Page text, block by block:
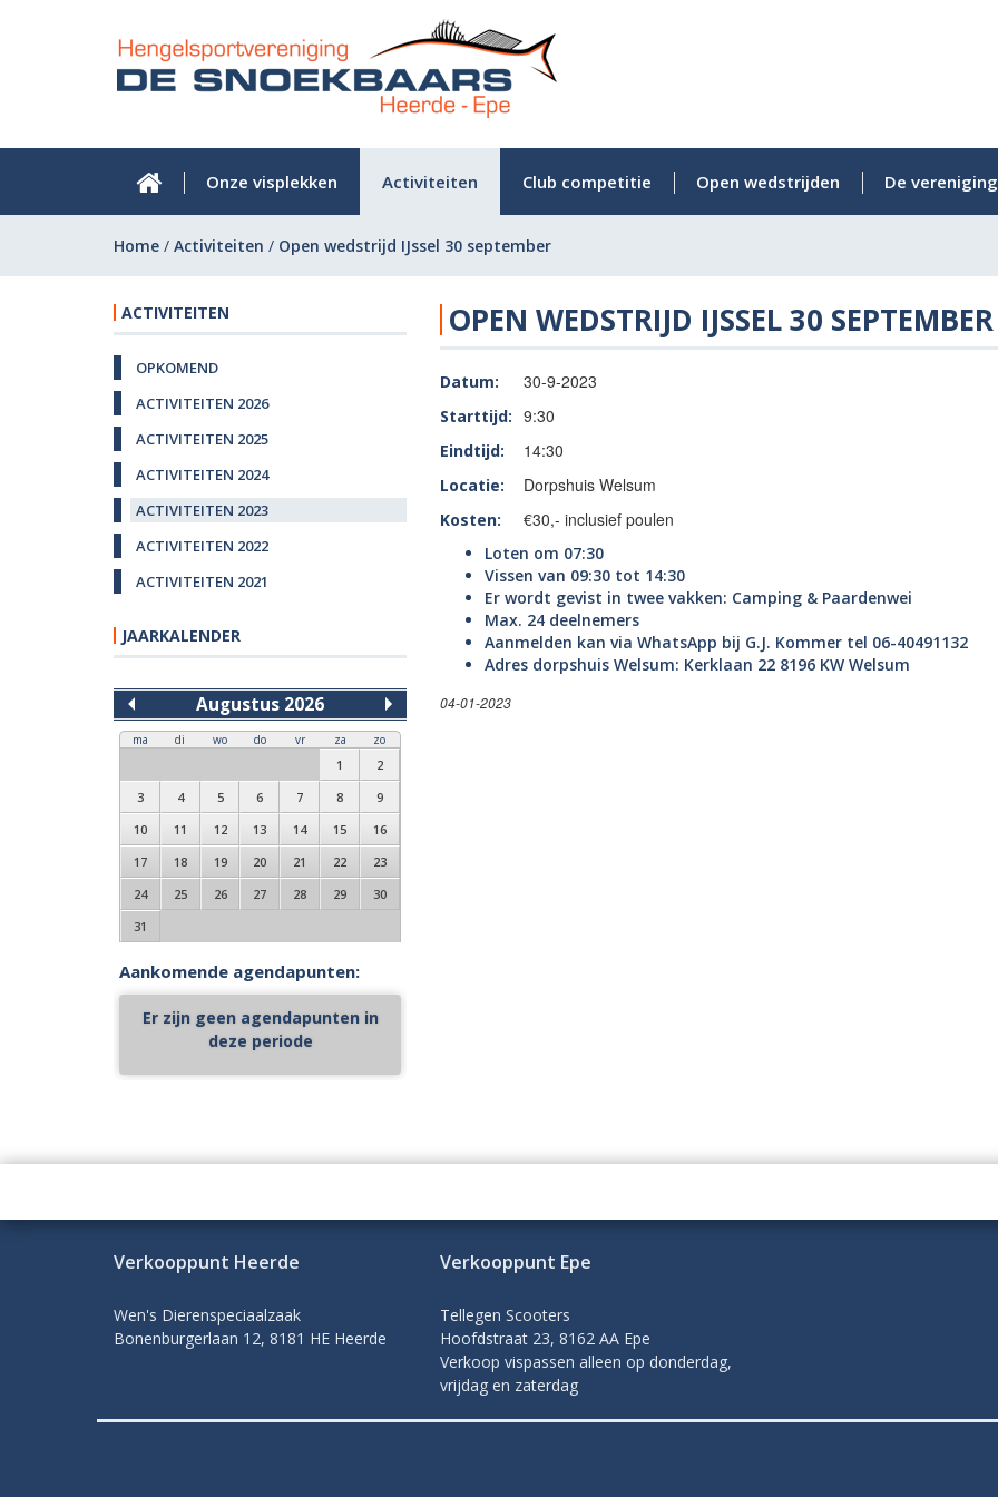
Onze visplekken Activiteiten Club competitie Open wedstrijden De vereniging
Home / Activiteiten / Open wedstrijd IJssel 30 september
ACTIVITEITEN
OPKOMEND
ACTIVITEITEN 2026
ACTIVITEITEN 2025
ACTIVITEITEN 2024
ACTIVITEITEN 2023
ACTIVITEITEN 2022
ACTIVITEITEN 2021
JAARKALENDER
Augustus 2026
ma di wo do vr za zo
1
2
3
4 5 6 7 8
9
10
11 12 13 14 15
16
17
18 19 20 21 22
23
24
25 26 27 28 29
30
31
Aankomende agendapunten:
Er zijn geen agendapunten in
deze periode
OPEN WEDSTRIJD IJSSEL 30 SEPTEMBER
Datum: 30-9-2023
Starttijd: 9:30
Eindtijd: 14:30
Locatie: Dorpshuis Welsum
Kosten: €30,- inclusief poulen
Loten om 07:30
Vissen van 09:30 tot 14:30
Er wordt gevist in twee vakken: Camping & Paardenwei
Max. 24 deelnemers
Aanmelden kan via WhatsApp bij G.J. Kommer tel 06-40491132
Adres dorpshuis Welsum: Kerklaan 22 8196 KW Welsum
04-01-2023
Verkooppunt Heerde
Wen's Dierenspeciaalzaak
Bonenburgerlaan 12, 8181 HE Heerde
Verkooppunt Epe
Tellegen Scooters
Hoofdstraat 23, 8162 AA Epe
Verkoop vispassen alleen op donderdag,
vrijdag en zaterdag